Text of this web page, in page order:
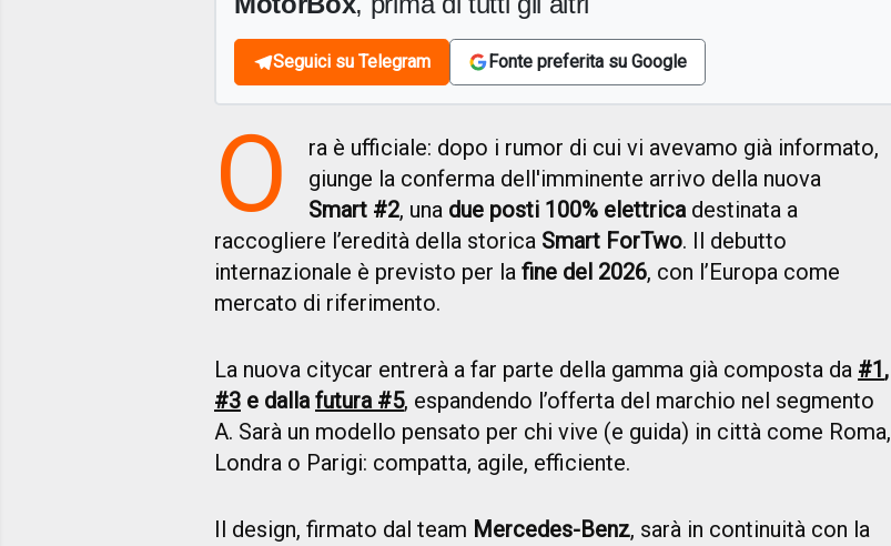
Seguici su Telegram Fonte preferita su Google
O
ra è ufficiale: dopo i rumor di cui vi avevamo già informato,
giunge la conferma dell'imminente arrivo della nuova
Smart #2, una due posti 100% elettricadestinata a
raccogliere l’eredità della storica Smart ForTwo. Il debutto
internazionale è previsto per la fine del 2026, con l’Europa come
mercato di riferimento.
La nuova citycar entrerà a far parte della gamma già composta da #1,
#3 e dallafutura #5, espandendo l’offerta del marchio nel segmento
A. Sarà un modello pensato per chi vive (e guida) in città come Roma,
Londra o Parigi: compatta, agile, efficiente.
Il design, firmato dal team Mercedes-Benz, sarà in continuità con la